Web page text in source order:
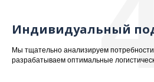
Индивидуальный
Мы тщательно анализируем потребности
разрабатываем оптимальные